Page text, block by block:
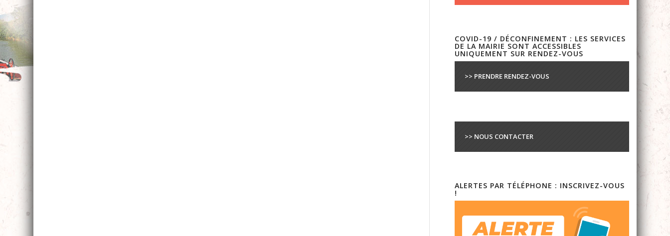
COVID-19 / DÉCONFINEMENT : LES SERVICES
DE LA MAIRIE SONT ACCESSIBLES
UNIQUEMENT SUR RENDEZ-VOUS
>> PRENDRE RENDEZ-VOUS
>> NOUS CONTACTER
ALERTES PAR TÉLÉPHONE : INSCRIVEZ-VOUS
!